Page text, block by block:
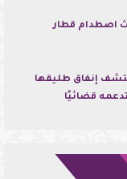
اصطدام قطار
إنفاق طليقها
قضائيًا